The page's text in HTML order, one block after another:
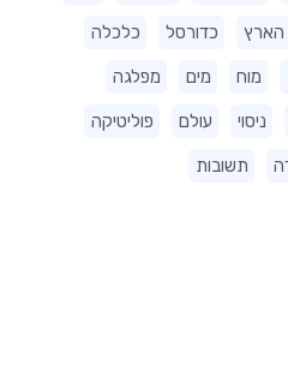
הארץ כדורסל כלכלה
מוח מים מפלגה
ניסוי עולם פוליטיקה
תשובות